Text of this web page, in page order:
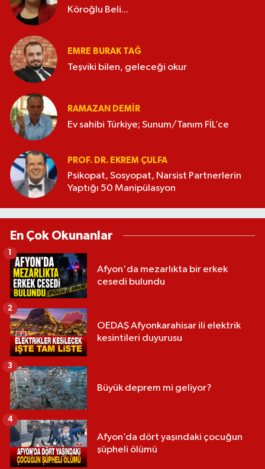
Köroğlu Beli...
EMRE BURAK TAĞ
Teşviki bilen, geleceği okur
RAMAZAN DEMİR
Ev sahibi Türkiye; Sunum/Tanım FİL’ce
PROF. DR. EKREM ÇULFA
Psikopat, Sosyopat, Narsist Partnerlerin
Yaptığı 50 Manipülasyon
En Çok Okunanlar
Afyon'da mezarlıkta bir erkek
cesedi bulundu
1
OEDAŞ Afyonkarahisar ili elektrik
kesintileri duyurusu
2
Büyük deprem mi geliyor?
3
Afyon’da dört yaşındaki çocuğun
şüpheli ölümü
4